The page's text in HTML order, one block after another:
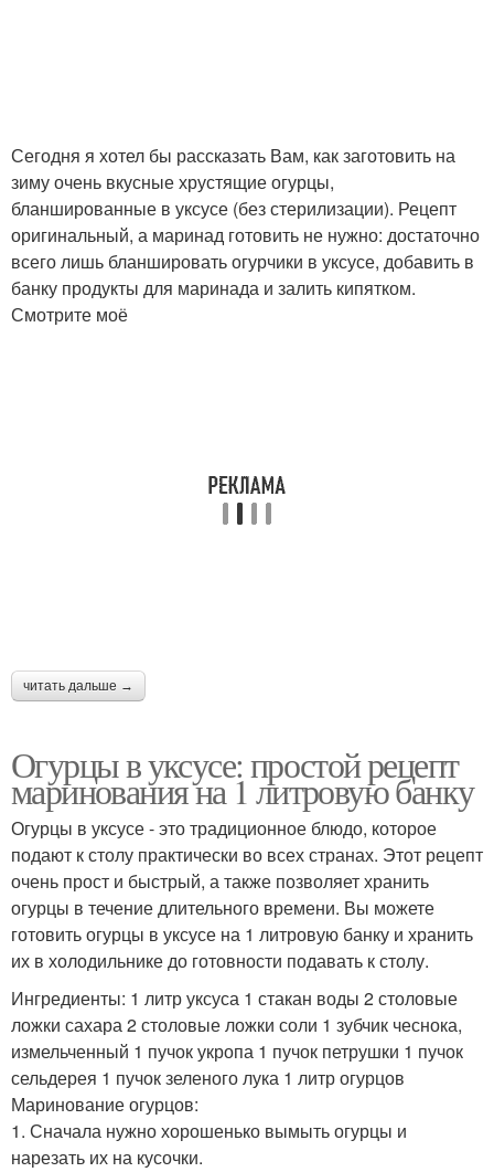
Сегодня я хотел бы рассказать Вам, как заготовить на
зиму очень вкусные хрустящие огурцы,
бланшированные в уксусе (без стерилизации). Рецепт
оригинальный, а маринад готовить не нужно: достаточно
всего лишь бланшировать огурчики в уксусе, добавить в
банку продукты для маринада и залить кипятком.
Смотрите моё
читать дальше →
Огурцы в уксусе: простой рецепт
маринования на 1 литровую банку
Огурцы в уксусе - это традиционное блюдо, которое
подают к столу практически во всех странах. Этот рецепт
очень прост и быстрый, а также позволяет хранить
огурцы в течение длительного времени. Вы можете
готовить огурцы в уксусе на 1 литровую банку и хранить
их в холодильнике до готовности подавать к столу.
Ингредиенты: 1 литр уксуса 1 стакан воды 2 столовые
ложки сахара 2 столовые ложки соли 1 зубчик чеснока,
измельченный 1 пучок укропа 1 пучок петрушки 1 пучок
сельдерея 1 пучок зеленого лука 1 литр огурцов
Маринование огурцов:
1. Сначала нужно хорошенько вымыть огурцы и
нарезать их на кусочки.